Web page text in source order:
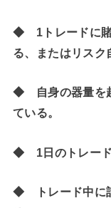
◆ 1トレードに賭
る、またはリスク
◆ 自身の器量を
ている。
◆ 1日のトレード
◆ トレード中に